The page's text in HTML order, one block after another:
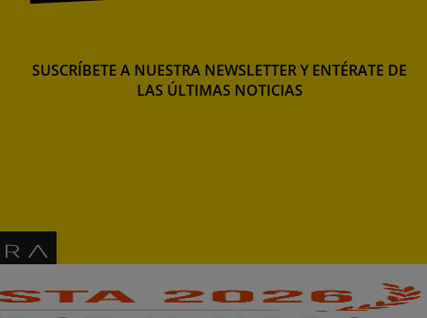
SUSCRÍBETE A NUESTRA NEWSLETTER Y ENTÉRATE DE
LAS ÚLTIMAS NOTICIAS